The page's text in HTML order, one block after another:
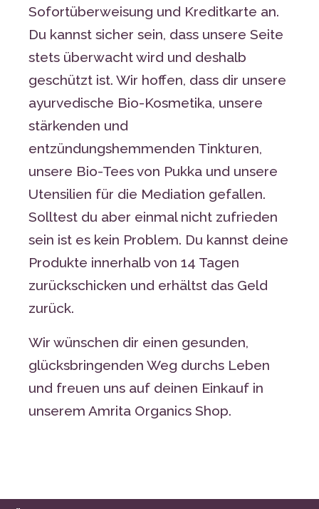
Sofortüberweisung und Kreditkarte an.
Du kannst sicher sein, dass unsere Seite
stets überwacht wird und deshalb
geschützt ist. Wir hoffen, dass dir unsere
ayurvedische Bio-Kosmetika, unsere
stärkenden und
entzündungshemmenden Tinkturen,
unsere Bio-Tees von Pukka und unsere
Utensilien für die Mediation gefallen.
Solltest du aber einmal nicht zufrieden
sein ist es kein Problem. Du kannst deine
Produkte innerhalb von 14 Tagen
zurückschicken und erhältst das Geld
zurück.
Wir wünschen dir einen gesunden,
glücksbringenden Weg durchs Leben
und freuen uns auf deinen Einkauf in
unserem Amrita Organics Shop.